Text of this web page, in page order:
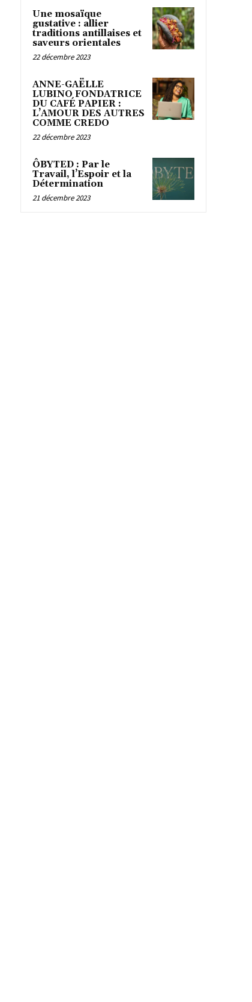
Une mosaïque
gustative : allier
traditions antillaises et
saveurs orientales
22 décembre 2023
ANNE-GAËLLE
LUBINO FONDATRICE
DU CAFÉ PAPIER :
L’AMOUR DES AUTRES
COMME CREDO
22 décembre 2023
ÔBYTED : Par le
Travail, l’Espoir et la
Détermination
21 décembre 2023